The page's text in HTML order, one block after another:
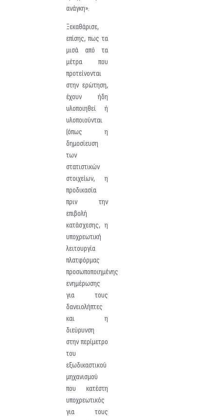
ανάγκη».
Ξεκαθάρισε,
επίσης, πως τα
μισά από τα
μέτρα που
προτείνονται
στην ερώτηση,
έχουν ήδη
υλοποιηθεί ή
υλοποιούνται
(όπως η
δημοσίευση
των
στατιστικών
στοιχείων, η
προδικασία
πριν την
επιβολή
κατάσχεσης, η
υποχρεωτική
λειτουργία
πλατφόρμας
προσωποποιημένης
ενημέρωσης
για τους
δανειολήπτες
και η
διεύρυνση
στην περίμετρο
του
εξωδικαστικού
μηχανισμού
που κατέστη
υποχρεωτικός
για τους